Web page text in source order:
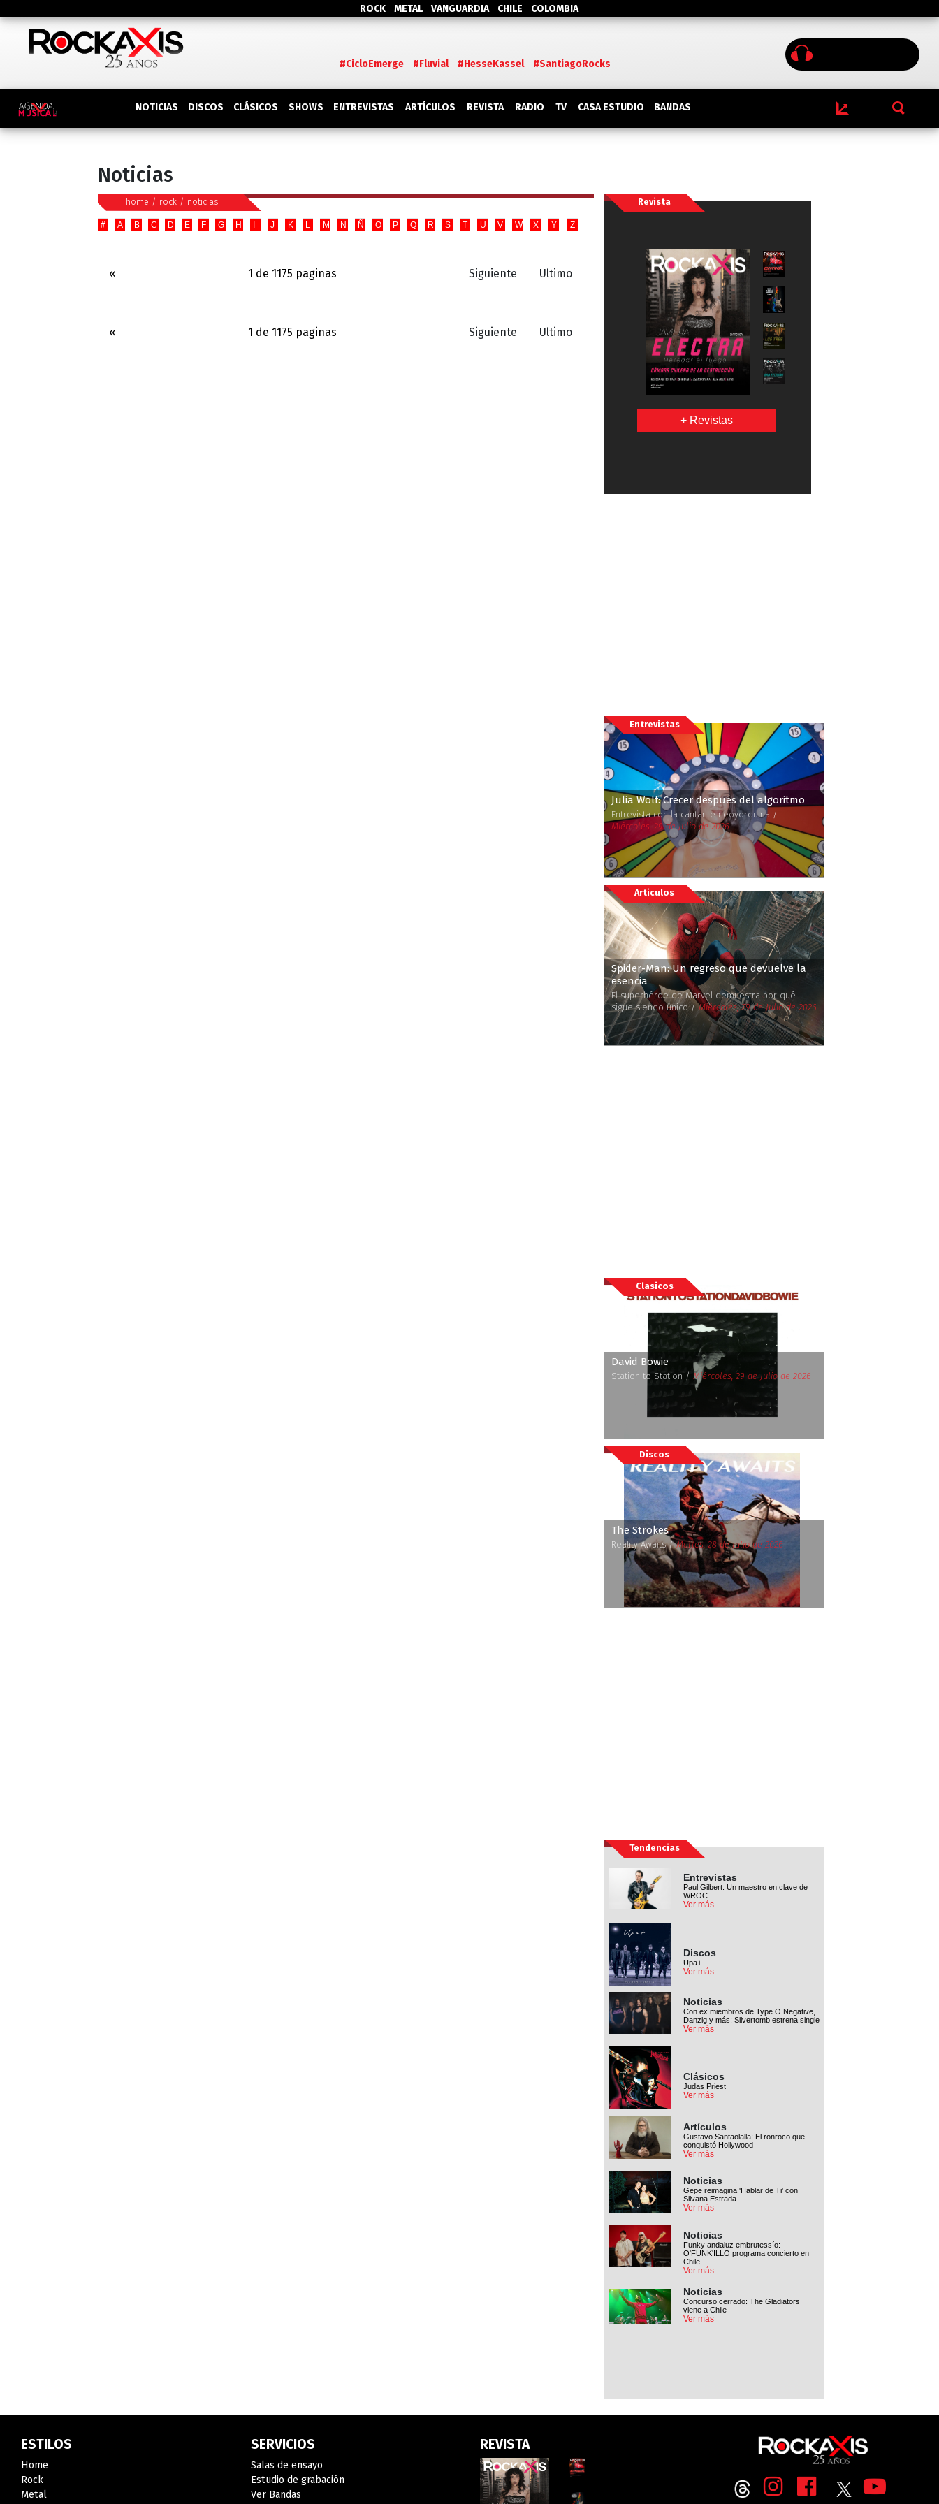
ROCK METAL VANGUARDIA CHILE COLOMBIA
#CicloEmerge #Fluvial #HesseKassel #SantiagoRocks
NOTICIAS DISCOS CLÁSICOS SHOWS ENTREVISTAS ARTÍCULOS REVISTA RADIO TV CASA ESTUDIO BANDAS
Noticias
home / rock / noticias
# A B C D E F G H J K L M N Ñ O P Q R S T U V W X Y Z
« 1 de 1175 paginas Siguiente Ultimo
« 1 de 1175 paginas Siguiente Ultimo
Revista
+ Revistas
Entrevistas
Julia Wolf: Crecer después del algoritmo
Entrevista con la cantante neoyorquina /
Miércoles, 29 de Julio de 2026
Articulos
Spider-Man: Un regreso que devuelve la
esencia
El superhéroe de Marvel demuestra por qué
sigue siendo único /Miércoles, 29 de Julio de 2026
Clasicos
David Bowie
Station to Station / Miércoles, 29 de Julio de 2026
Discos
The Strokes
Reality Awaits /Martes, 28 de Julio de 2026
Tendencias
Entrevistas
Paul Gilbert: Un maestro en clave de
WROC
Ver más
Discos
Upa+
Ver más
Noticias
Con ex miembros de Type O Negative,
Danzig y más: Silvertomb estrena single
Ver más
Clásicos
Judas Priest
Ver más
Artículos
Gustavo Santaolalla: El ronroco que
conquistó Hollywood
Ver más
Noticias
Gepe reimagina 'Hablar de Ti' con
Silvana Estrada
Ver más
Noticias
Funky andaluz embrutessío:
O'FUNK'ILLO programa concierto en
Chile
Ver más
Noticias
Concurso cerrado: The Gladiators
viene a Chile
Ver más
ESTILOS
Home
Rock
Metal
SERVICIOS
Salas de ensayo
Estudio de grabación
Ver Bandas
REVISTA